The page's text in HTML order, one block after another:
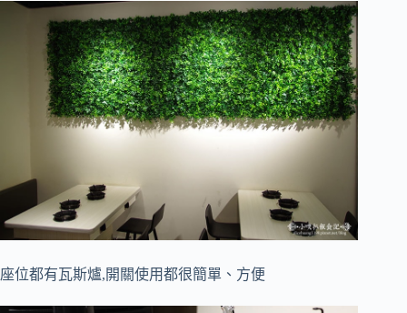
座位都有瓦斯爐,開關使用都很簡單、方便